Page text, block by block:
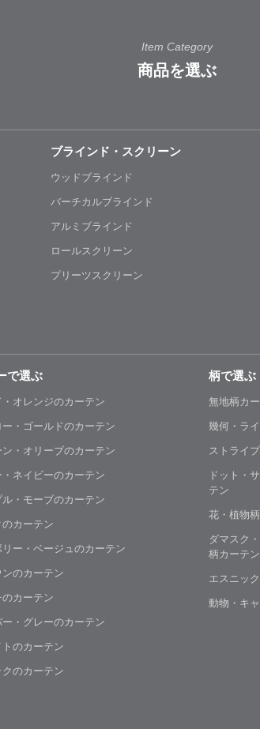
Item Category
商品を選ぶ
ブラインド・スクリーン
ウッドブラインド
バーチカルブラインド
アルミブラインド
ロールスクリーン
プリーツスクリーン
で選ぶ
・オレンジのカーテン
ー・ゴールドのカーテン
ン・オリーブのカーテン
・ネイビーのカーテン
ル・モーブのカーテン
カーテン
リー・ベージュのカーテン
のカーテン
カーテン
ー・グレーのカーテン
のカーテン
のカーテン
柄で選ぶ
無地柄カ
幾何・ラ
ストライ
ドット・
テン
花・植物
ダマスク
柄カーテン
エスニッ
動物・キ